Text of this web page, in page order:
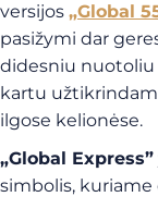
versijos „Global
pasižymi dar
didesniu nuotoliu
kartu
ilgose kelionėse.
„Global Express”
simbolis, kuriame